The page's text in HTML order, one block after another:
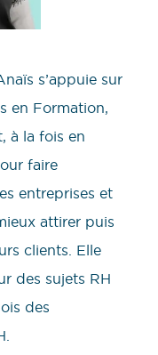
s’appuie sur
en Formation,
à la fois en
faire
entreprises et
attirer puis
clients. Elle
des sujets RH
des